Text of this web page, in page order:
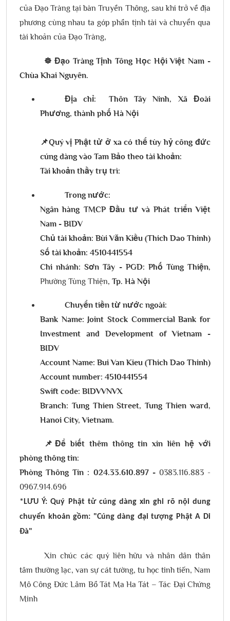
của Đạo Tràng tại bàn Truyền Thông, sau khi trở về địa
phương cùng nhau ta góp phần tịnh tài và chuyển qua
tài khoản của Đạo Tràng,
☸️ Đạo Tràng Tịnh Tông Học Hội Việt Nam -
Chùa Khai Nguyên.
Địa chỉ: Thôn Tây Ninh, Xã Đoài
Phương, thành phố Hà Nội
📌Quý vị Phật tử ở xa có thể tùy hỷ công đức
cúng dàng vào Tam Bảo theo tài khoản:
Tài khoản thầy trụ trì:
Trong nước:
Ngân hàng TMCP Đầu tư và Phát triển Việt
Nam - BIDV
Chủ tài khoản: Bùi Văn Kiều (Thich Dao Thinh)
Số tài khoản: 4510441554
Chi nhánh: Sơn Tây - PGD: Phố Tùng Thiện,
Phường Tùng Thiện, Tp. Hà Nội
Chuyển tiền từ nước ngoài:
Bank Name: Joint Stock Commercial Bank for
Investment and Development of Vietnam -
BIDV
Account Name: Bui Van Kieu (Thich Dao Thinh)
Account number: 4510441554
Swift code: BIDVVNVX
Branch: Tung Thien Street, Tung Thien ward,
Hanoi City, Vietnam.
📌Để biết thêm thông tin xin liên hệ với
phòng thông tin:
Phòng Thông Tin : 024.33.610.897- 0383.116.883 -
0967.914.696
*LƯU Ý: Quý Phật tử cúng dàng xin ghi rõ nội dung
chuyển khoản gồm: "Cúng dàng đại tượng Phật A Di
Đà"
Xin chúc các quý liên hữu và nhân dân thân
tâm thường lạc, van sự cát tường, tu học tinh tiến, Nam
Mô Công Đức Lâm Bồ Tát Ma Ha Tát – Tác Đại Chứng
Minh